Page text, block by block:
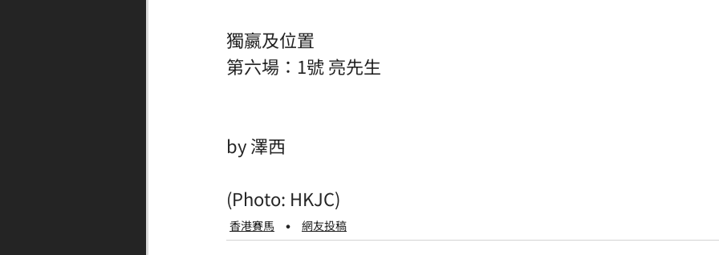
獨嬴及位置
第六場：1號 亮先生
by 澤西
(Photo: HKJC)
香港賽馬 網友投稿